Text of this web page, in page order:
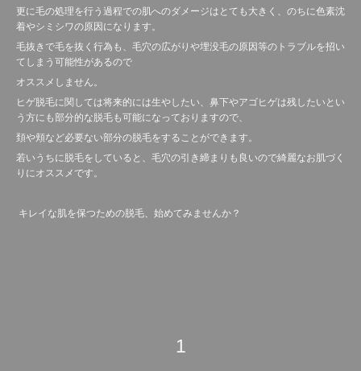
更に毛の処理を行う過程での肌へのダメージはとても大きく、のちに色素沈
着やシミシワの原因になります。
毛抜きで毛を抜く行為も、毛穴の広がりや埋没毛の原因等のトラブルを招い
てしまう可能性があるので
オススメしません。
ヒゲ脱毛に関しては将来的には生やしたい、鼻下やアゴヒゲは残したいとい
う方にも部分的な脱毛も可能になっておりますので、
頚や頬など必要ない部分の脱毛をすることができます。
若いうちに脱毛をしていると、毛穴の引き締まりも良いので綺麗なお肌づく
りにオススメです。
キレイな肌を保つための脱毛、始めてみませんか？
1